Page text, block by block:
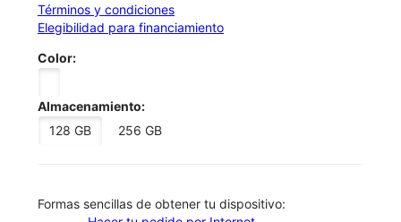
Términos y condiciones
Elegibilidad para financiamiento
Color:
Almacenamiento:
128 GB
256 GB
​​​​​​​Formas sencillas de obtener tu dispositivo: